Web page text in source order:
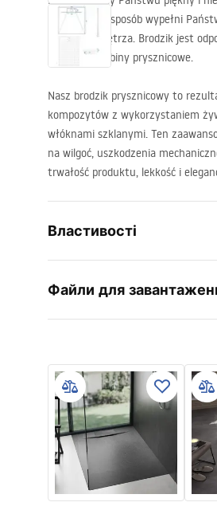
w doskonały sposób wypełni
estetykę wnętrza. Brodzik jest
sprzedaży kabiny prysznicowe.
Nasz brodzik prysznicowy to
kompozytów z wykorzystaniem
włóknami szklanymi. Ten
na wilgoć, uszkodzenia
trwałość produktu, lekkość i
Властивості
Матеріал
Довжина
Висота
Спосіб монтажу
Діаметр зливу
Можна обрізати
Сифон в комплекті
Гарантія
Файли для
manual - UA.pdf